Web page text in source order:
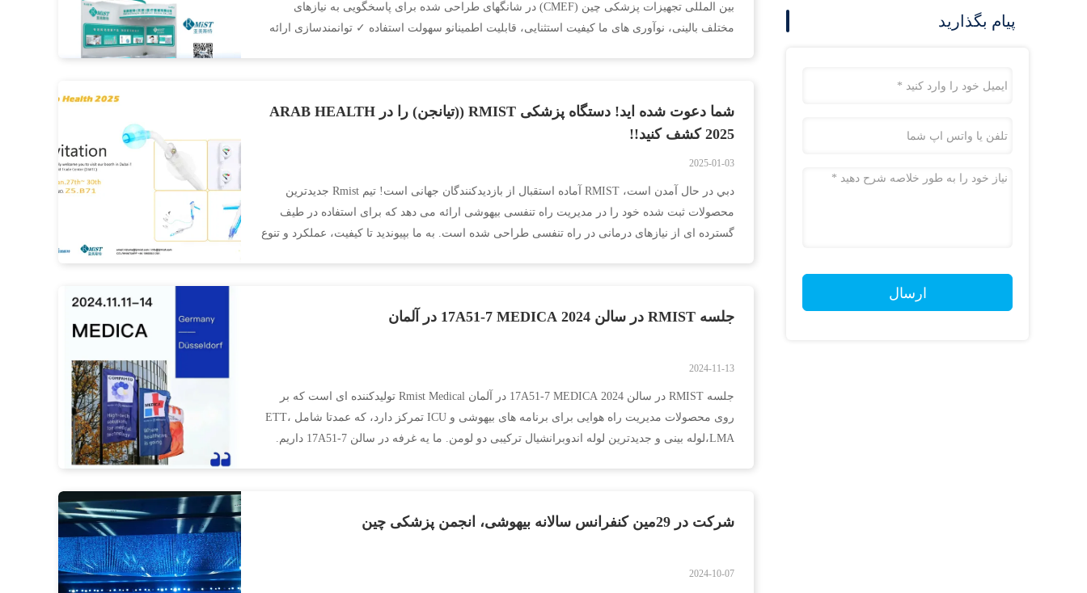
پیام بگذارید
ارسال
بین المللی تجهیزات پزشکی چین (CMEF) در شانگهای طراحی شده برای پاسخگویی به نیازهای
مختلف بالینی، نوآوری های ما کیفیت استثنایی، قابلیت اطمینانو سهولت استفاده ✓ توانمندسازی ارائه
شما دعوت شده اید! دستگاه پزشکی RMIST ((تیانجن) را در ARAB HEALTH
2025 کشف کنید!!
2025-01-03
دبي در حال آمدن است، RMIST آماده استقبال از بازدیدکنندگان جهانی است! تیم Rmist جدیدترین
محصولات ثبت شده خود را در مدیریت راه تنفسی بیهوشی ارائه می دهد که برای استفاده در طیف
گسترده ای از نیازهای درمانی در راه تنفسی طراحی شده است. به ما بپیوندید تا کیفیت، عملکرد و تنوع
جلسه RMIST در سالن 17A51-7 MEDICA 2024 در آلمان
2024-11-13
جلسه RMIST در سالن 17A51-7 MEDICA 2024 در آلمان Rmist Medical تولیدکننده ای است که بر
روی محصولات مدیریت راه هوایی برای برنامه های بیهوشی و ICU تمرکز دارد، که عمدتا شامل ETT،
LMA،لوله بینی و جدیدترین لوله اندوبرانشیال ترکیبی دو لومن. ما یه غرفه در سالن 17A51-7 داریم.
شرکت در 29مین کنفرانس سالانه بیهوشی، انجمن پزشکی چین
2024-10-07